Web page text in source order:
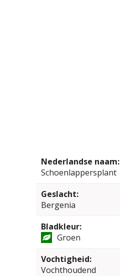
Nederlandse naam:
Schoenlappersplant
Geslacht:
Bergenia
Bladkleur:
Groen
Vochtigheid:
Vochthoudend